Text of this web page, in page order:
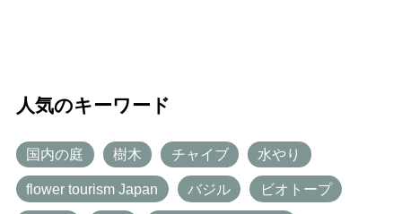
人気のキーワード
国内の庭 樹木 チャイブ 水やり
flower tourism Japan バジル ビオトープ